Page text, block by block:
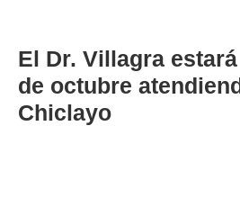
El Dr. Villagra
de octubre
Chiclayo